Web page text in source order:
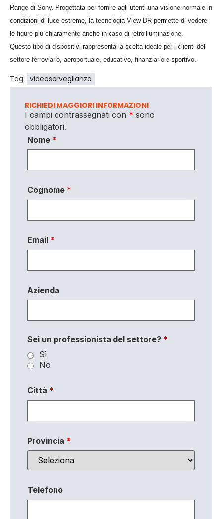
Range di Sony. Progettata per fornire agli utenti una visione normale in
condizioni di luce estreme, la tecnologia View-DR permette di vedere
le figure più chiaramente anche in caso di retroilluminazione.
Questo tipo di dispositivi rappresenta la scelta ideale per i clienti del
settore ferroviario, aeroportuale, educativo, finanziario e sportivo.
Tag: videosorveglianza
RICHIEDI MAGGIORI INFORMAZIONI
I campi contrassegnati con * sono
obbligatori.
Nome *
Cognome *
Email *
Azienda
Sei un professionista del settore? *
Sì
No
Città *
Provincia *
Telefono